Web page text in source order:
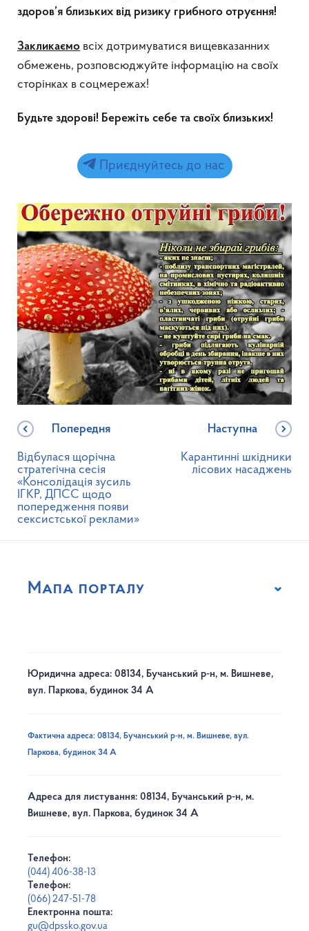
здоров’я близьких від ризику грибного отруєння!
Закликаємо всіх дотримуватися вищевказанних
обмежень, розповсюджуйте інформацію на своїх
сторінках в соцмережах!
Будьте здорові! Бережіть себе та своїх близьких!
Приєднуйтесь до нас
Попередня
Відбулася щорічна
стратегічна сесія
«Консолідація зусиль
ІГКР, ДПСС щодо
попередження появи
сексистської реклами»
Наступна
Карантинні шкідники
лісових насаджень
Мапа порталу
Юридична адреса: 08134, Бучанський р-н, м. Вишневе,
вул. Паркова, будинок 34 А
Фактична адреса: 08134, Бучанський р-н, м. Вишневе, вул.
Паркова, будинок 34 А
Адреса для листування: 08134, Бучанський р-н, м.
Вишневе, вул. Паркова, будинок 34 А
Телефон:
(044) 406-38-13
Телефон:
(066) 247-51-78
Електронна пошта:
gu@dpssko.gov.ua